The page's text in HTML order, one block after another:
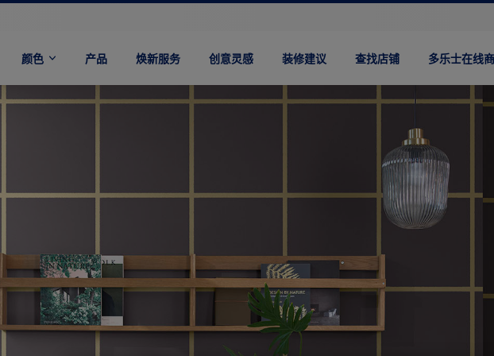
颜色 产品 焕新服务 创意灵感 装修建议 查找店铺 多乐士在线